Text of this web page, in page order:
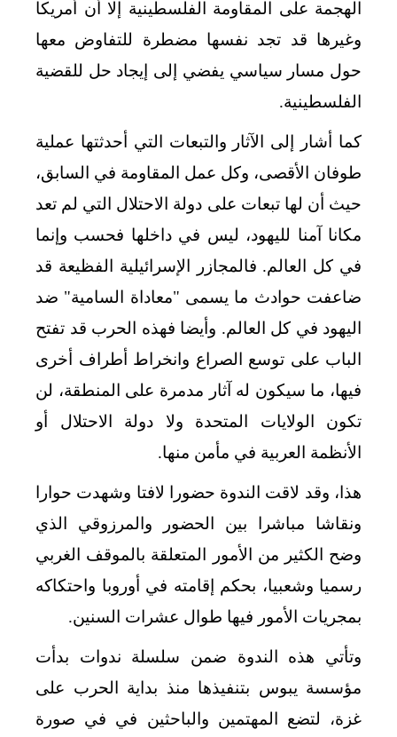
الهجمة على المقاومة الفلسطينية إلا أن أمريكا
وغيرها قد تجد نفسها مضطرة للتفاوض معها
حول مسار سياسي يفضي إلى إيجاد حل للقضية
الفلسطينية.
كما أشار إلى الآثار والتبعات التي أحدثتها عملية
طوفان الأقصى، وكل عمل المقاومة في السابق،
حيث أن لها تبعات على دولة الاحتلال التي لم تعد
مكانا آمنا لليهود، ليس في داخلها فحسب وإنما
في كل العالم. فالمجازر الإسرائيلية الفظيعة قد
ضاعفت حوادث ما يسمى "معاداة السامية" ضد
اليهود في كل العالم. وأيضا فهذه الحرب قد تفتح
الباب على توسع الصراع وانخراط أطراف أخرى
فيها، ما سيكون له آثار مدمرة على المنطقة، لن
تكون الولايات المتحدة ولا دولة الاحتلال أو
الأنظمة العربية في مأمن منها.
هذا، وقد لاقت الندوة حضورا لافتا وشهدت حوارا
ونقاشا مباشرا بين الحضور والمرزوقي الذي
وضح الكثير من الأمور المتعلقة بالموقف الغربي
رسميا وشعبيا، بحكم إقامته في أوروبا واحتكاكه
بمجريات الأمور فيها طوال عشرات السنين.
وتأتي هذه الندوة ضمن سلسلة ندوات بدأت
مؤسسة يبوس بتنفيذها منذ بداية الحرب على
غزة، لتضع المهتمين والباحثين في في صورة